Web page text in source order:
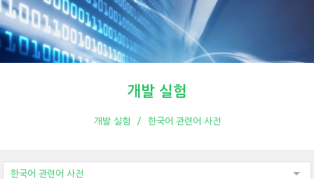
개발 실험
개발 실험 한국어 관련어 사전
한국어 관련어 사전